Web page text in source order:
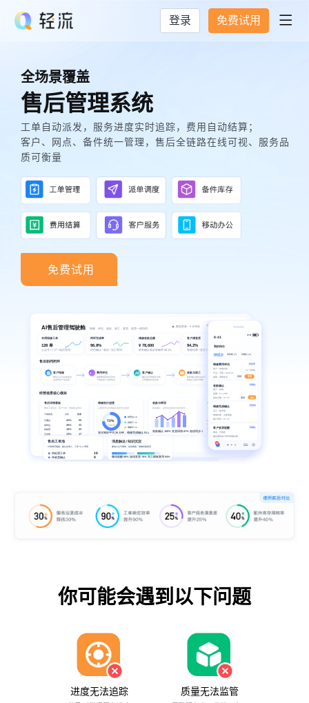
登录 免费试用 
全场景覆盖
售后管理系统
工单自动派发，服务进度实时追踪，费用自动结算；
客户、网点、备件统一管理，售后全链路在线可视、服务品
质可衡量
免费试用
你可能会遇到以下问题
进度无法追踪 质量无法监管